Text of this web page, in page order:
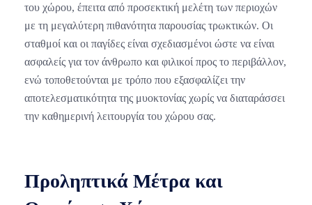
του χώρου, έπειτα από προσεκτική μελέτη των περιοχών
με τη μεγαλύτερη πιθανότητα παρουσίας τρωκτικών. Οι
σταθμοί και οι παγίδες είναι σχεδιασμένοι ώστε να είναι
ασφαλείς για τον άνθρωπο και φιλικοί προς το περιβάλλον,
ενώ τοποθετούνται με τρόπο που εξασφαλίζει την
αποτελεσματικότητα της μυοκτονίας χωρίς να διαταράσσει
την καθημερινή λειτουργία του χώρου σας.
Προληπτικά Μέτρα και